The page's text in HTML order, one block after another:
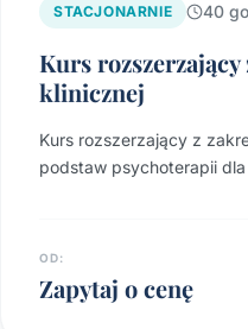
STACJONARNIE 40
Kurs
klinicznej
Kurs rozszerzający z
podstaw psychoterapii
OD:
Zapytaj o cenę